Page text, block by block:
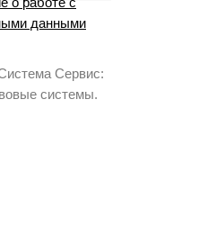
данными
Сервис:
системы.